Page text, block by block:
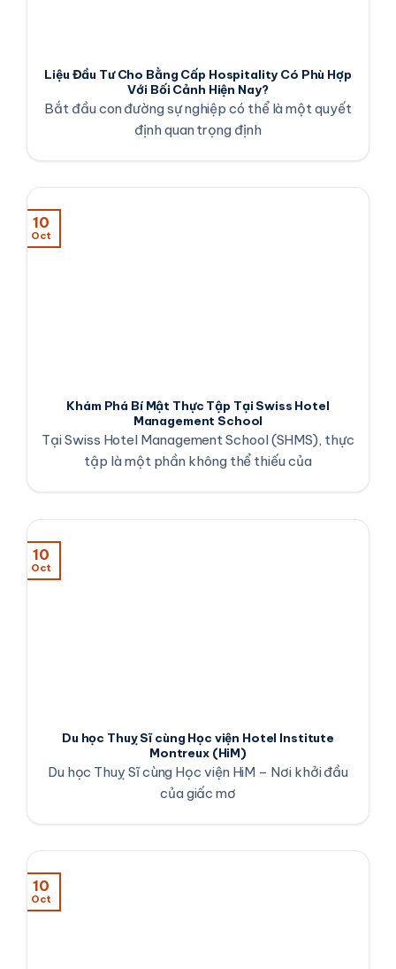
Liệu Đầu Tư Cho Bằng Cấp Hospitality Có Phù Hợp
Với Bối Cảnh Hiện Nay?
Bắt đầu con đường sự nghiệp có thể là một quyết
định quan trọng định
Khám Phá Bí Mật Thực Tập Tại Swiss Hotel
Management School
Tại Swiss Hotel Management School (SHMS), thực
tập là một phần không thể thiếu của
10
Oct
Du học Thuỵ Sĩ cùng Học viện Hotel Institute
Montreux (HiM)
Du học Thuỵ Sĩ cùng Học viện HiM – Nơi khởi đầu
của giấc mơ
10
Oct
10
Oct